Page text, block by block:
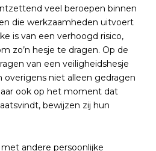
veel beroepen binnen
die werkzaamheden uitvoert
is van een verhoogd risico,
zo’n hesje te dragen. Op de
van een veiligheidshesje
overigens niet alleen gedragen
ook op het moment dat
bewijzen zij hun
andere persoonlijke